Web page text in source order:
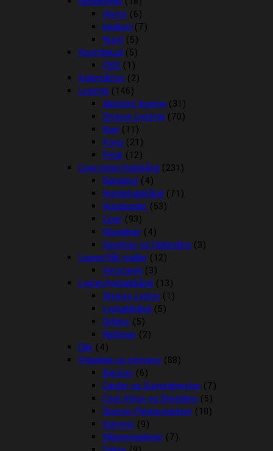
Hjerte (6)
kødben (7)
Rund (5)
Kosttilskud (5)
CBD (1)
Kølemåtter (2)
Legetøj (146)
Aktivitet legetøj (31)
Diverse Legetøj (70)
Kiwi (11)
Kong (21)
Petit (12)
Liner/seler/halsbånd (231)
Bandana (4)
Hundehalsbånd (71)
Hundeseler (53)
Liner (93)
Showliner (4)
Sporliner og Opbinding (3)
Loppe/flåt midler (12)
Vetocanis (3)
Lygter/lyshalsbånd (13)
Diverse Lygter (1)
Lyshalsbånd (5)
Orbiloc (5)
Reflexer (2)
Olie (4)
Pelspleje og trimning (88)
Børster (6)
Carder og Gummibørster (7)
Coat Kings og Shedders (5)
Diverse Plejeprodukter (10)
Kamme (9)
Klippemaskiner (7)